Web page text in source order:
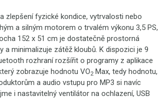
zlepšení fyzické kondice, vytrvalosti nebo
a silným motorem o trvalém výkonu 3,5 PS,
152 x 51 cm je dostatečně prostorná
a minimalizuje zátěž kloubů. K dispozici je 9
rozhraní rozšířit o programy z aplikace
zobrazuje hodnotu VO2 Max, tedy hodnotu,
a audio vstupu pro MP3 si navíc
i nastavitelný ventilátor na ochlazení, USB